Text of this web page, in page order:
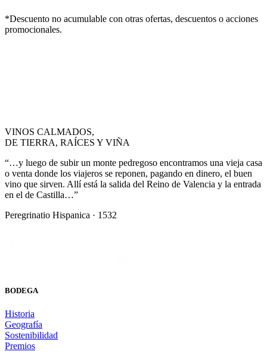
*Descuento no acumulable con otras ofertas, descuentos o acciones
promocionales.
VINOS CALMADOS,
DE TIERRA, RAÍCES Y VIÑA
“…y luego de subir un monte pedregoso encontramos una vieja casa
o venta donde los viajeros se reponen, pagando en dinero, el buen
vino que sirven. Allí está la salida del Reino de Valencia y la entrada
en el de Castilla…”
Peregrinatio Hispanica · 1532
BODEGA
Historia
Geografía
Sostenibilidad
Premios